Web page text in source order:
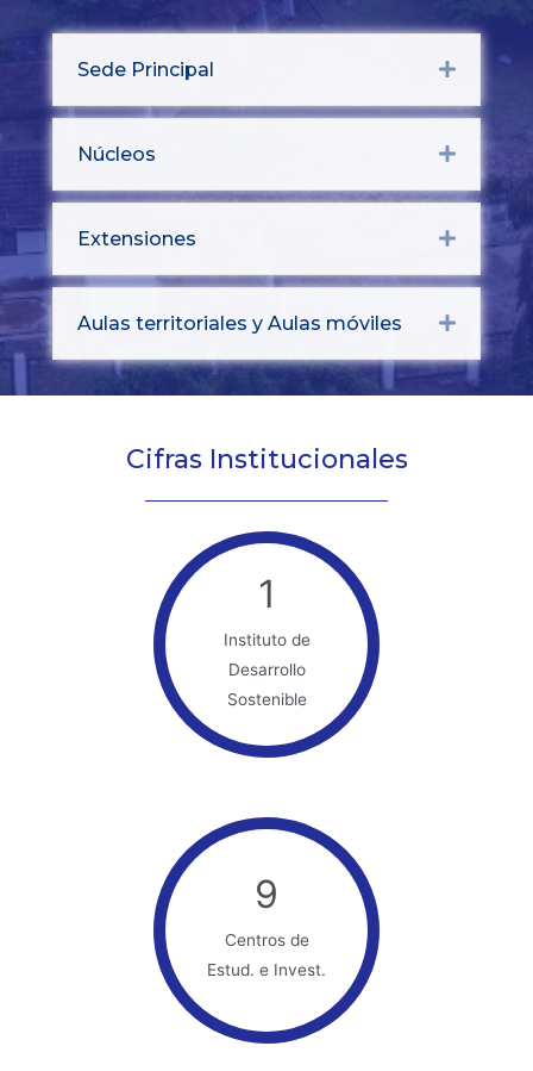
Sede Principal Expand
Núcleos Expand
Extensiones Expand
Aulas territoriales y Aulas móviles Expand
Cifras Institucionales
1
Instituto de
Desarrollo
Sostenible
9
Centros de
Estud. e Invest.